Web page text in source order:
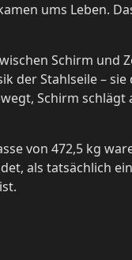
ums Leben.
Schirm und
der Stahlseile – sie
Schirm schlägt
von 472,5 kg
als tatsächlich